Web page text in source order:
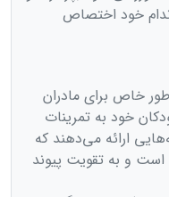
خود اختصاص
خاص برای مادران
خود به تمرینات
ارائه می‌دهند که
و به تقویت پیوند